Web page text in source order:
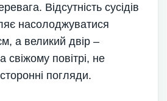
Відсутність сусідів
насолоджуватися
а великий двір –
свіжому повітрі, не
погляди.